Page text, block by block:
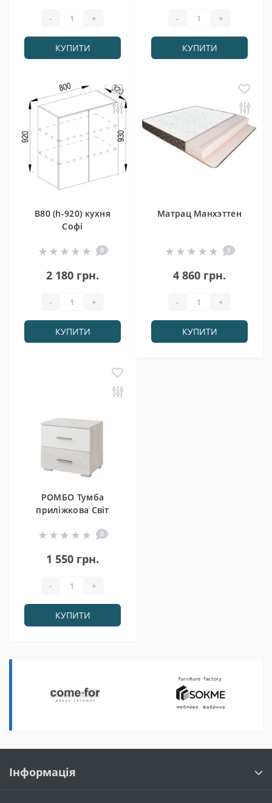
- +
КУПИТИ
- +
КУПИТИ
В80 (h-920) кухня
Софі
0
2 180 грн.
- +
КУПИТИ
Матрац Манхэттен
0
4 860 грн.
- +
КУПИТИ
РОМБО Тумба
приліжкова Світ
0
1 550 грн.
- +
КУПИТИ
Інформація